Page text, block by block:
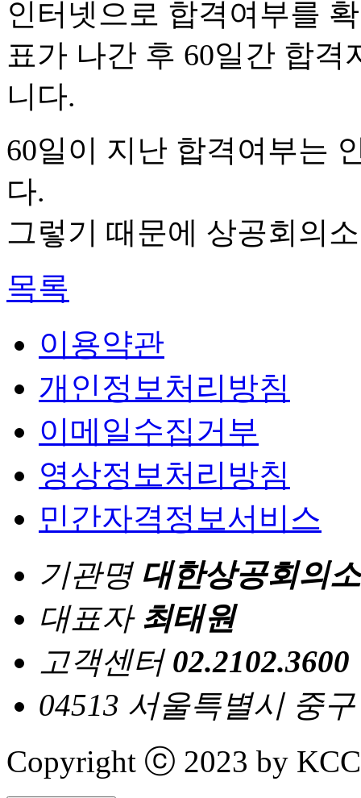
인터넷으로 합격여부를
표가 나간 후 60일간 합
니다.
60일이 지난 합격여부는
다.
그렇기 때문에 상공회의
목록
이용약관
개인정보처리방침
이메일수집거부
영상정보처리방침
민간자격정보서비스
기관명 대한상공회의소
대표자 최태원
고객센터 02.2102.3600
04513 서울특별시 중
Copyright ⓒ 2023 by